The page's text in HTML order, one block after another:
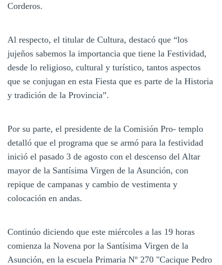
Corderos.
Al respecto, el titular de Cultura, destacó que “los
jujeños sabemos la importancia que tiene la Festividad,
desde lo religioso, cultural y turístico, tantos aspectos
que se conjugan en esta Fiesta que es parte de la Historia
y tradición de la Provincia”.
Por su parte, el presidente de la Comisión Pro- templo
detalló que el programa que se armó para la festividad
inició el pasado 3 de agosto con el descenso del Altar
mayor de la Santísima Virgen de la Asunción, con
repique de campanas y cambio de vestimenta y
colocación en andas.
Continúo diciendo que este miércoles a las 19 horas
comienza la Novena por la Santísima Virgen de la
Asunción, en la escuela Primaria Nº 270 "Cacique Pedro